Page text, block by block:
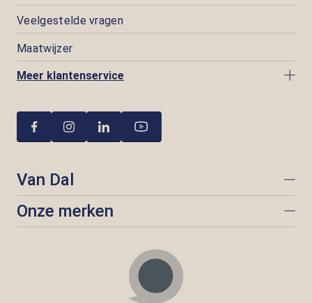
Veelgestelde vragen
Maatwijzer
Meer klantenservice
Van Dal
Onze merken